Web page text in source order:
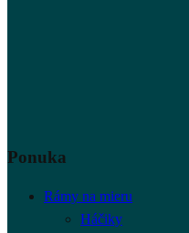
Ponuka
Rámy na mieru
Háčiky